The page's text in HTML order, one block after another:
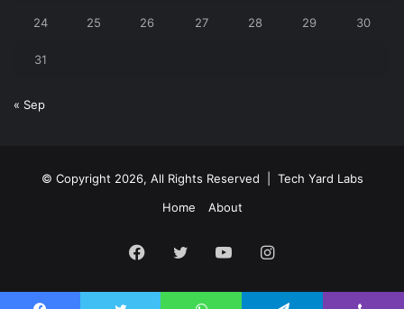
24 25 26 27 28 29 30
31
« Sep
© Copyright 2026, All Rights Reserved | Tech Yard Labs
Home
About
Facebook
Twitter YouTubeInstagram